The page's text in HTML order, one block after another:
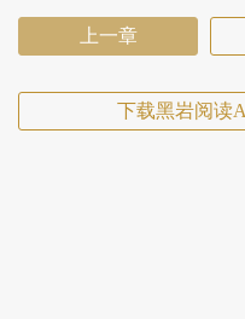
上一章
下载黑岩阅读